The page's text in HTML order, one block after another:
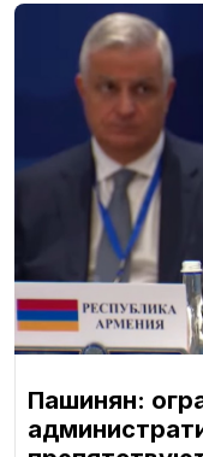
Пашинян: